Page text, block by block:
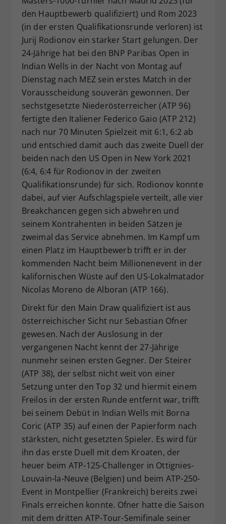
den Hauptbewerb qualifiziert) und Rom 2023
(in der ersten Qualifikationsrunde verloren) ist
Jurij Rodionov ein starker Start gelungen. Der
24-Jährige hat bei den BNP Paribas Open in
Indian Wells in der Nacht von Montag auf
Dienstag nach MEZ sein erstes Match in der
Vorausscheidung souverän gewonnen. Der
sechstgesetzte Niederösterreicher (ATP 96)
fertigte den Italiener Federico Gaio (ATP 212)
nach nur 70 Minuten Spielzeit mit 6:1, 6:2 ab
und entschied damit auch das zweite Duell der
beiden nach den US Open in New York 2021
(6:4, 6:4 für Rodionov in der zweiten
Qualifikationsrunde) für sich. Rodionov konnte
dabei, auf vier Aufschlagspiele verteilt, alle vier
Breakchancen gegen sich abwehren und
seinem Kontrahenten in beiden Sätzen je
zweimal das Service abnehmen. Im Kampf um
einen Platz im Hauptbewerb trifft er in der
kommenden Nacht beim Millionenevent in der
kalifornischen Wüste auf den US-Lokalmatador
Nicolas Moreno de Alboran (ATP 166).
Direkt für den Main Draw qualifiziert ist aus
österreichischer Sicht nur Sebastian Ofner
gewesen. Nach der Auslosung in der
vergangenen Nacht kennt der 27-Jährige
nunmehr seinen ersten Gegner. Der Steirer
(ATP 38), der selbst nicht weit von einer
Setzung unter den Top 32 und hiermit einem
Freilos in der ersten Runde entfernt war, trifft
bei seinem Debüt in Indian Wells mit Borna
Coric (ATP 35) auf einen der Papierform nach
stärksten, nicht gesetzten Spieler. Es wird für
ihn das erste Duell mit dem Kroaten, der
heuer beim ATP-125-Challenger in Ottignies-
Louvain-la-Neuve (Belgien) und beim ATP-250-
Event in Montpellier (Frankreich) bereits zwei
Finals erreichen konnte. Ofner hatte die Saison
mit dem dritten ATP-Tour-Semifinale seiner
Zweck
Dieser Wert speichert Ihre Consent-
Einstellungen. Unter anderem eine
zufällig generierte ID, für die
historische Speicherung Ihrer
vorgenommen Einstellungen, falls der
Webseiten-Betreiber dies eingestellt
hat.